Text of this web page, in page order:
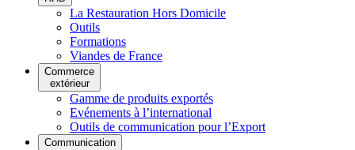
La Restauration Hors Domicile
Outils
Formations
Viandes de France
Commerce
extérieur
Gamme de produits exportés
Evénements à l’international
Outils de communication pour l’Export
Communication